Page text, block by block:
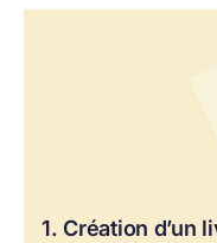
1. Création d’un